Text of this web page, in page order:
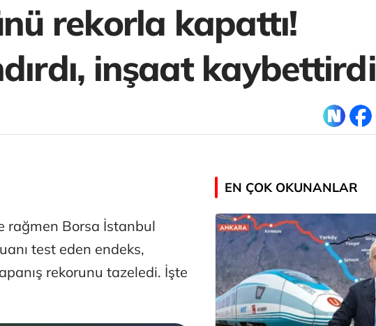
rekorla kapattı!
inşaat kaybettirdi
rağmen Borsa İstanbul
test eden endeks,
rekorunu tazeledi. İşte
EN ÇOK OKUNANLAR